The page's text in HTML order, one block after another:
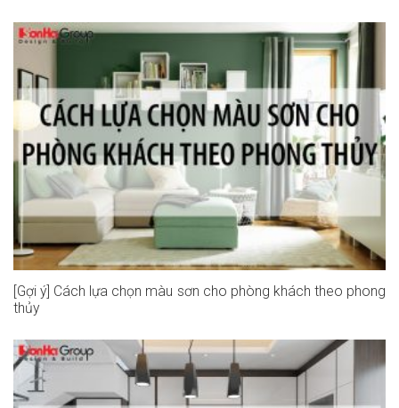
[Gợi ý] Cách lựa chọn màu sơn cho phòng khách theo phong
thủy